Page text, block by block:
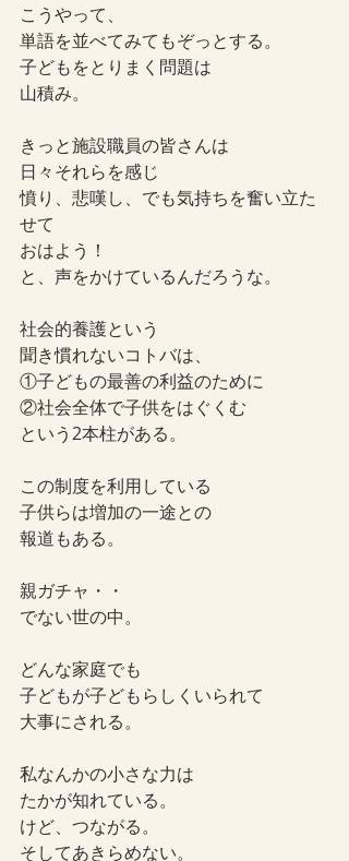
こうやって、
単語を並べてみてもぞっとする。
子どもをとりまく問題は
山積み。
きっと施設職員の皆さんは
日々それらを感じ
憤り、悲嘆し、でも気持ちを奮い立た
せて
おはよう！
と、声をかけているんだろうな。
社会的養護という
聞き慣れないコトバは、
①子どもの最善の利益のために
②社会全体で子供をはぐくむ
という2本柱がある。
この制度を利用している
子供らは増加の一途との
報道もある。
親ガチャ・・
でない世の中。
どんな家庭でも
子どもが子どもらしくいられて
大事にされる。
私なんかの小さな力は
たかが知れている。
けど、つながる。
そしてあきらめない。